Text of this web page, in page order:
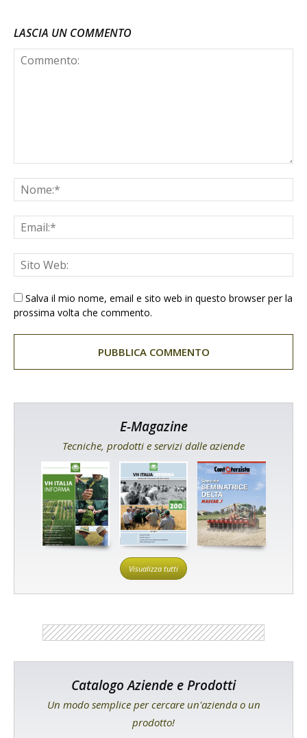
LASCIA UN COMMENTO
Salva il mio nome, email e sito web in questo browser per la
prossima volta che commento.
E-Magazine
Tecniche, prodotti e servizi dalle aziende
Visualizza tutti
Catalogo Aziende e Prodotti
Un modo semplice per cercare un'azienda o un
prodotto!